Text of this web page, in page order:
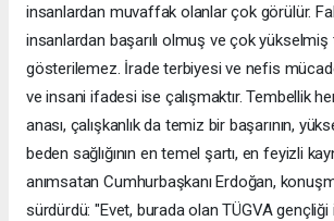
insanlardan muvaffak olanlar çok görülür.
insanlardan başarılı olmuş ve çok
gösterilemez. İrade terbiyesi ve nefis
ve insani ifadesi ise çalışmaktır. Tembellik
anası, çalışkanlık da temiz bir başarının,
beden sağlığının en temel şartı, en feyizli
anımsatan Cumhurbaşkanı Erdoğan,
sürdürdü: "Evet, burada olan TÜGVA